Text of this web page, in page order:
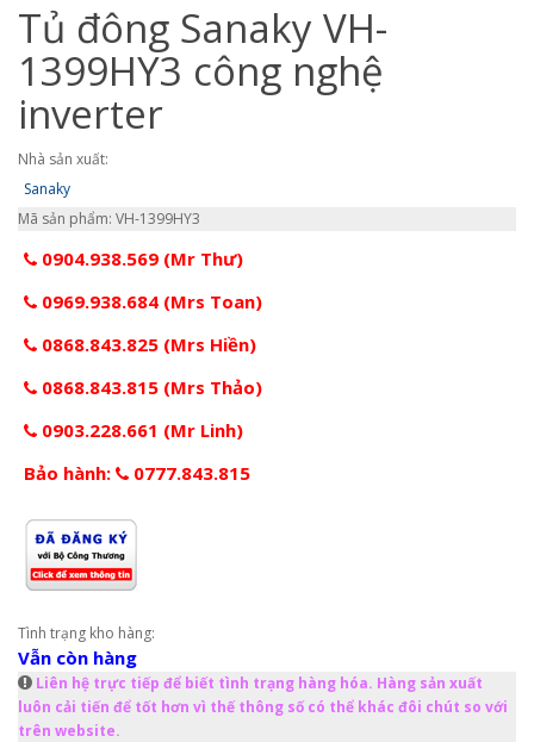
Tủ đông Sanaky VH-
1399HY3 công nghệ
inverter
Nhà sản xuất:
Sanaky
Mã sản phẩm: VH-1399HY3
0904.938.569 (Mr Thư)
0969.938.684 (Mrs Toan)
0868.843.825 (Mrs Hiền)
0868.843.815 (Mrs Thảo)
0903.228.661 (Mr Linh)
Bảo hành:
0777.843.815
Tình trạng kho hàng:
Vẫn còn hàng
Liên hệ trực tiếp để biết tình trạng hàng hóa. Hàng sản xuất
luôn cải tiến để tốt hơn vì thế thông số có thể khác đôi chút so với
trên website.